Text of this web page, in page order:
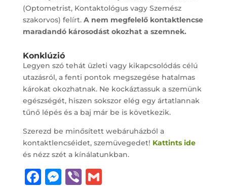
(Optometrist, Kontaktológus vagy Szemész
szakorvos) felírt. A nem megfelelő kontaktlencse
maradandó károsodást okozhat a szemnek.
Konklúzió
Legyen szó tehát üzleti vagy kikapcsolódás célú
utazásról, a fenti pontok megszegése hatalmas
károkat okozhatnak. Ne kockáztassuk a szemünk
egészségét, hiszen sokszor elég egy ártatlannak
tűnő lépés és a baj már be is következik.
Szerezd be minősített webáruházból a
kontaktlencséidet, szemüvegedet! Kattints ide
és nézz szét a kínálatunkban.
F M Vi G